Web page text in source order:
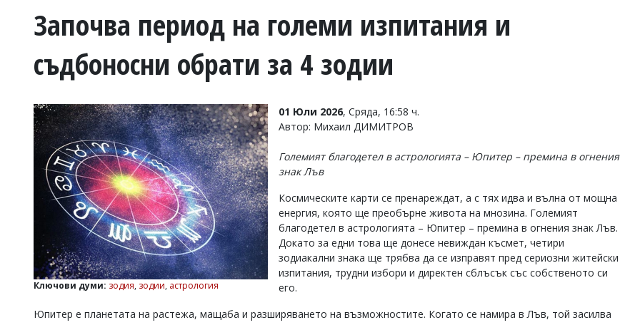
ВОЙНАТА
УКРАЙНА
РАЗСЛЕДВАНЕ
БИЗНЕС
Управители:
v.vasilev@flagman.bg
Касабова,
k.kassabova@flagman.bg
Главен
Започва период на големи изпитания и
съдбоносни обрати за 4 зодии
Ключови думи: зодия, зодии, астрология
01 Юли 2026, Сряда, 16:58 ч.
Автор: Михаил ДИМИТРОВ
Големият благодетел в астрологията – Юпитер – премина в огнения
знак Лъв
Космическите карти се пренареждат, а с тях идва и вълна от мощна
енергия, която ще преобърне живота на мнозина. Големият
благодетел в астрологията – Юпитер – премина в огнения знак Лъв.
Докато за едни това ще донесе невиждан късмет, четири
зодиакални знака ще трябва да се изправят пред сериозни житейски
изпитания, трудни избори и директен сблъсък със собственото си
его.
Юпитер е планетата на растежа, мащаба и разширяването на възможностите. Когато се намира в Лъв, той засилва